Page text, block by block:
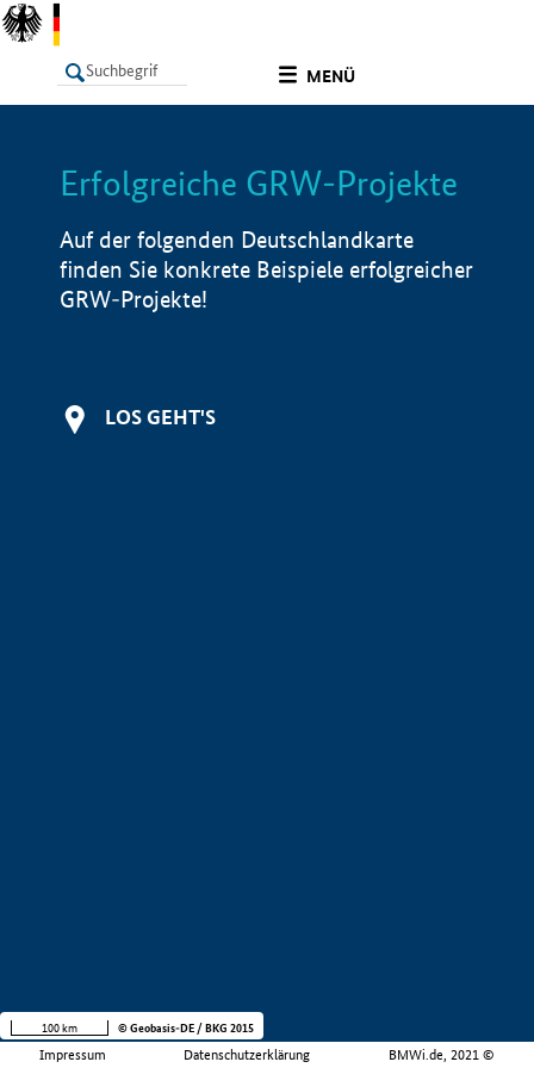
MENÜ
LISTE Info
Erfolgreiche GRW-Projekte
Auf der folgenden Deutschlandkarte
finden Sie konkrete Beispiele erfolgreicher
GRW-Projekte!
LOS GEHT'S
Impressum Datenschutzerklärung BMWi.de, 2021 ©
100 km © Geobasis-DE / BKG 2015